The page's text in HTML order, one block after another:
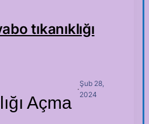
tıkanıklığı
Açma
·
Şub 28,
2024